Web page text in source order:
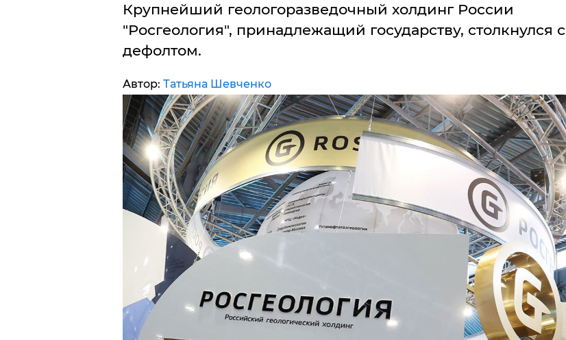
Крупнейший геологоразведочный холдинг России
"Росгеология", принадлежащий государству, столкнулся с
дефолтом.
Автор: Татьяна Шевченко